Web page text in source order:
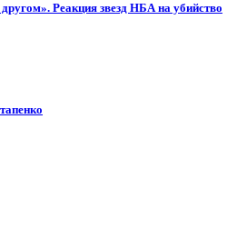
Реакция звезд НБА на убийство